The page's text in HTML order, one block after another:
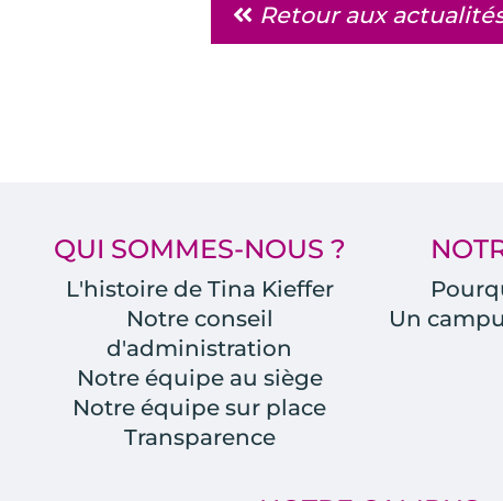
Retour aux
QUI SOMMES-NOUS ?
L'histoire de Tina Kieffer
Notre conseil
d'administration
Notre équipe au siège
Notre équipe sur place
Transparence
Un